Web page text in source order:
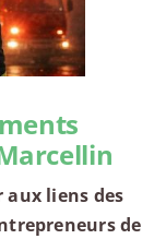
aux liens des
de